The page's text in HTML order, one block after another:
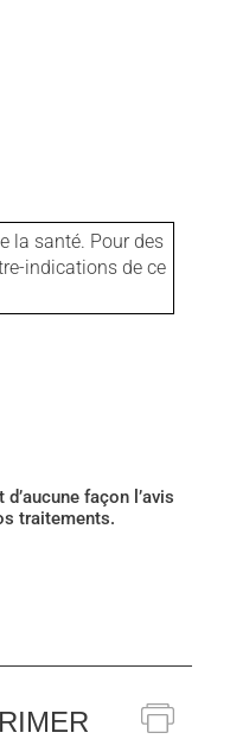
la santé. Pour des
indications de ce
façon l’avis
traitements.